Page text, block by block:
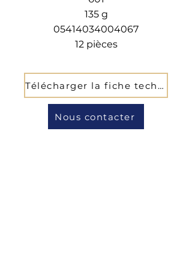
135 g
05414034004067
12 pièces
Télécharger la fiche technique
Nous contacter